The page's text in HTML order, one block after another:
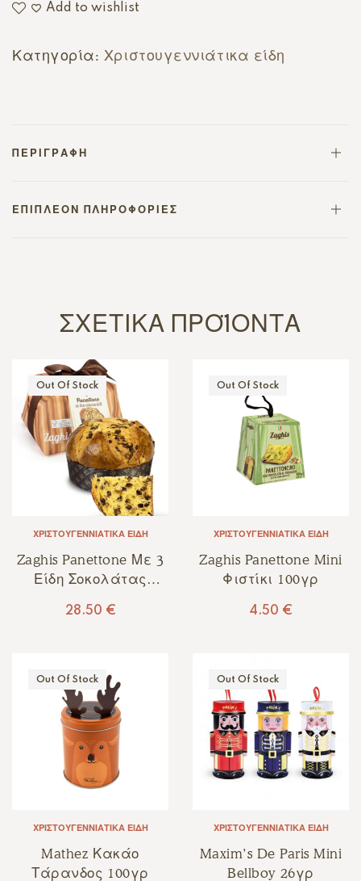
Add to wishlist
Κατηγορία: Χριστουγεννιάτικα είδη
ΠΕΡΙΓΡΑΦΉ
ΕΠΙΠΛΈΟΝ ΠΛΗΡΟΦΟΡΊΕΣ
ΣΧΕΤΙΚΆ ΠΡΟΪΌΝΤΑ
Out Of Stock
ΧΡΙΣΤΟΥΓΕΝΝΙΆΤΙΚΑ ΕΊΔΗ
Zaghis Panettone Με 3
Είδη Σοκολάτας
28.50 €
Out Of Stock
ΧΡΙΣΤΟΥΓΕΝΝΙΆΤΙΚΑ ΕΊΔΗ
Zaghis Panettone Mini
Φιστίκι 100γρ
4.50 €
Out Of Stock
ΧΡΙΣΤΟΥΓΕΝΝΙΆΤΙΚΑ ΕΊΔΗ
Mathez Κακάο
Τάρανδος 100γρ
Out Of Stock
ΧΡΙΣΤΟΥΓΕΝΝΙΆΤΙΚΑ ΕΊΔΗ
Maxim’s De Paris Mini
Bellboy 26γρ